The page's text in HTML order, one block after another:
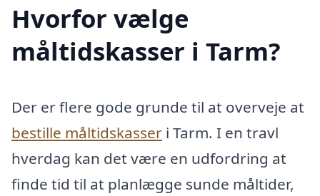
Hvorfor vælge
måltidskasser i Tarm?
Der er flere gode grunde til at overveje at
bestille måltidskasser i Tarm. I en travl
hverdag kan det være en udfordring at
finde tid til at planlægge sunde måltider,